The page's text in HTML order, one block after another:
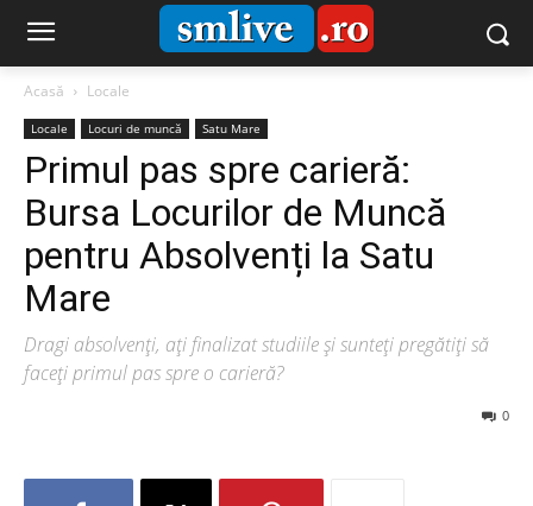
Acasă Locale
Locale Locuri de muncă Satu Mare
Primul pas spre carieră:
Bursa Locurilor de Muncă
pentru Absolvenți la Satu
Mare
Dragi absolvenți, ați finalizat studiile și sunteți pregătiți să
faceți primul pas spre o carieră?
0